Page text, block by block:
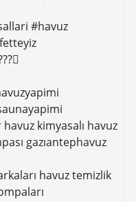
#havuz
kimyasalı havuz
gazıantephavuz
havuz temizlik